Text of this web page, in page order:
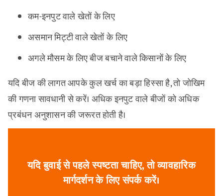
कम-इनपुट वाले खेतों के लिए
असमान मिट्टी वाले खेतों के लिए
अगले मौसम के लिए बीज बचाने वाले किसानों के लिए
यदि बीज की लागत आपके कुल खर्च का बड़ा हिस्सा है, तो जोखिम
की गणना सावधानी से करें। अधिक इनपुट वाले बीजों को अधिक
प्रबंधन अनुशासन की जरूरत होती है।
यदि बुवाई से पहले स्पष्टता चाहिए, तो व्यावहारिक
मार्गदर्शन के लिए संपर्क करें।